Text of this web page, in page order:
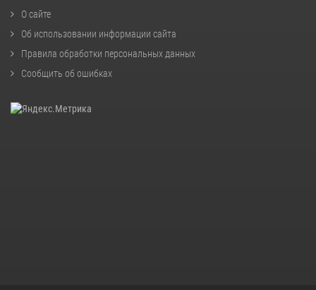
О сайте
Об использовании информации сайта
Правила обработки персональных данных
Сообщить об ошибках